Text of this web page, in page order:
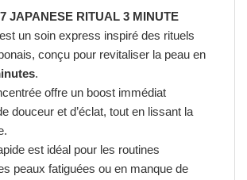
JAPANESE RITUAL 3 MINUTE
est un soin express inspiré des rituels
conçu pour revitaliser la peau en
.
offre un boost immédiat
douceur et d’éclat, tout en lissant la
est idéal pour les routines
peaux fatiguées ou en manque de